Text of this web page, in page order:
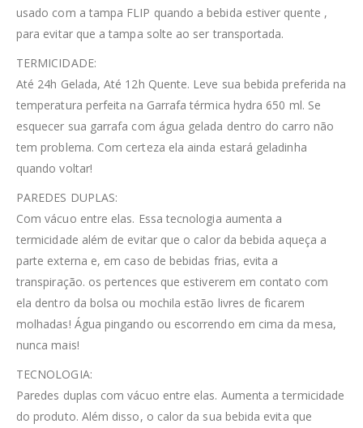
usado com a tampa FLIP quando a bebida estiver quente ,
para evitar que a tampa solte ao ser transportada.
TERMICIDADE:
Até 24h Gelada, Até 12h Quente. Leve sua bebida preferida na
temperatura perfeita na Garrafa térmica hydra 650 ml. Se
esquecer sua garrafa com água gelada dentro do carro não
tem problema. Com certeza ela ainda estará geladinha
quando voltar!
PAREDES DUPLAS:
Com vácuo entre elas. Essa tecnologia aumenta a
termicidade além de evitar que o calor da bebida aqueça a
parte externa e, em caso de bebidas frias, evita a
transpiração. os pertences que estiverem em contato com
ela dentro da bolsa ou mochila estão livres de ficarem
molhadas! Água pingando ou escorrendo em cima da mesa,
nunca mais!
TECNOLOGIA:
Paredes duplas com vácuo entre elas. Aumenta a termicidade
do produto. Além disso, o calor da sua bebida evita que